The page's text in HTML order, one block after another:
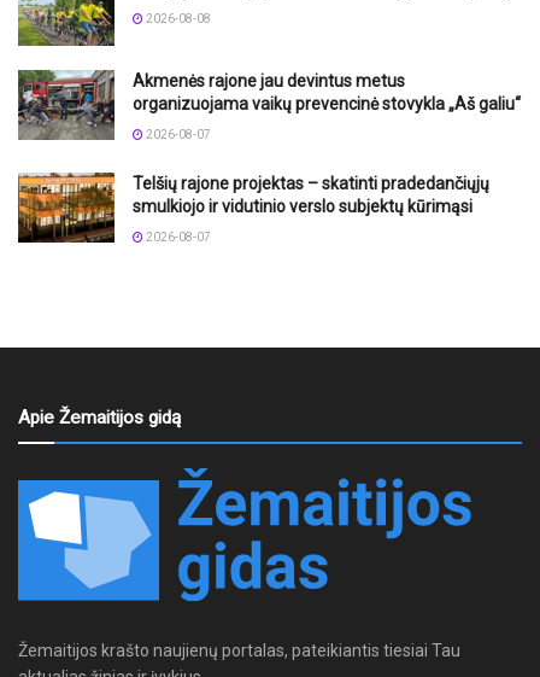
2026-08-08
Akmenės rajone jau devintus metus
organizuojama vaikų prevencinė stovykla „Aš galiu“
2026-08-07
Telšių rajone projektas – skatinti pradedančiųjų
smulkiojo ir vidutinio verslo subjektų kūrimąsi
2026-08-07
Apie Žemaitijos gidą
Žemaitijos krašto naujienų portalas, pateikiantis tiesiai Tau